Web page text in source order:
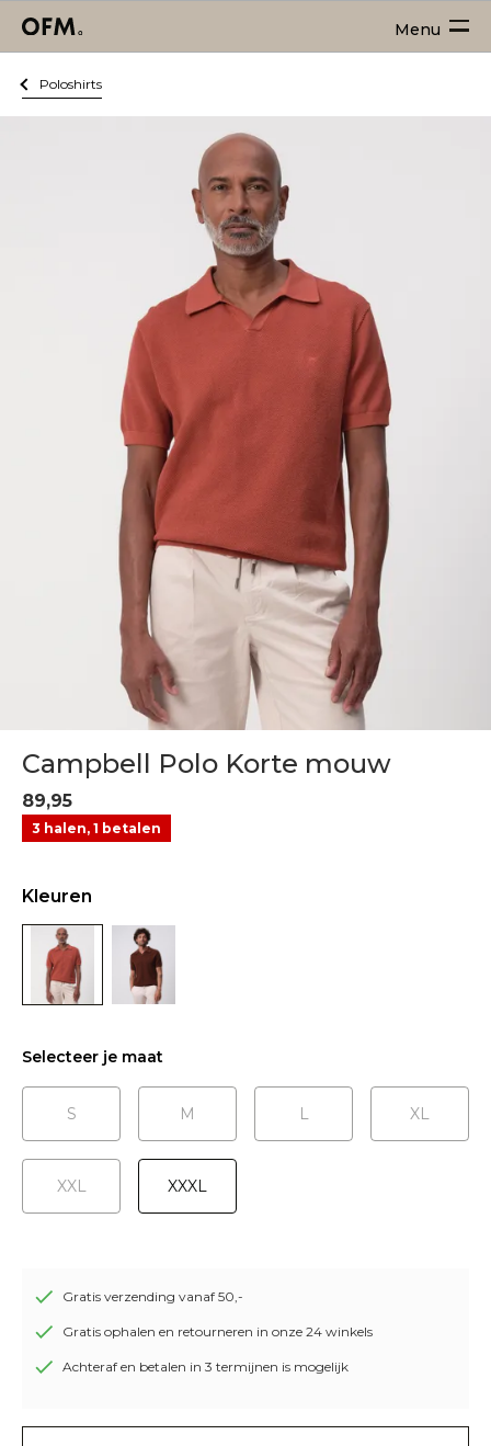
Menu
Poloshirts
Campbell Polo Korte mouw
89,95
3 halen, 1 betalen
Kleuren
Selecteer je maat
S M L XL
XXL XXXL
Gratis verzending vanaf 50,-
Gratis ophalen en retourneren in onze 24 winkels
Achteraf en betalen in 3 termijnen is mogelijk